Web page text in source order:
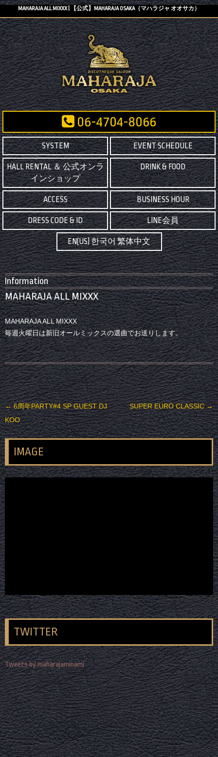
MAHARAJA ALL MIXXX | 【公式】MAHARAJA OSAKA（マハラジャ オオサカ）
06-4704-8066
SYSTEM EVENT SCHEDULE
HALL RENTAL ＆ 公式オンラ
インショップ
DRINK & FOOD
ACCESS BUSINESS HOUR
DRESS CODE & ID LINE会員
EN(US) 한국어 繁体中文
Information
MAHARAJA ALL MIXXX
MAHARAJA ALL MIXXX
毎週火曜日は新旧オールミックスの選曲でお送りします。
投稿ナビゲーション
←6周年PARTY#4 SP GUEST DJ
KOO
SUPER EURO CLASSIC→
IMAGE
TWITTER
Tweets by maharajaminami